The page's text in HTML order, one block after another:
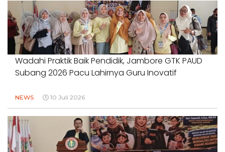
Wadahi Praktik Baik Pendidik, Jambore GTK PAUD
Subang 2026 Pacu Lahirnya Guru Inovatif
NEWS 10 Juli 2026